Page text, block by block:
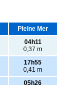
Pleine Mer
04h11
0,37 m
17h55
0,41 m
05h26